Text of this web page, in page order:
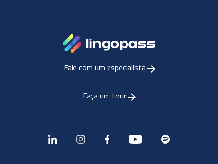
Fale com um especialista
Faça um tour